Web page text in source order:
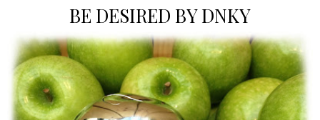
BE DESIRED BY DNKY